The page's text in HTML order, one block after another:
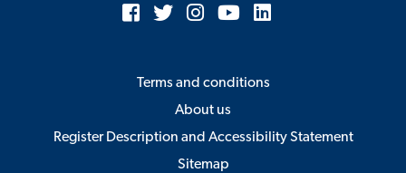
Terms and conditions
About us
Register Description and Accessibility Statement
Sitemap